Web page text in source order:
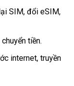
SIM, đổi eSIM,
tiền.
internet, truyền